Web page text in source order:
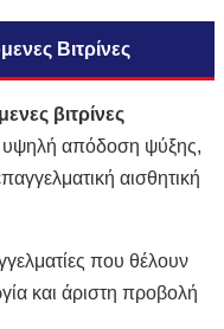
Βιτρίνες
βιτρίνες
υψηλή απόδοση ψύξης,
αισθητική
που θέλουν
και άριστη προβολή